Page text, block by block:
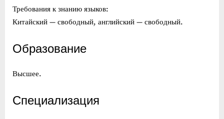
Требования к знанию языков:
Китайский — свободный, английский — свободный.
Образование
Высшее.
Специализация